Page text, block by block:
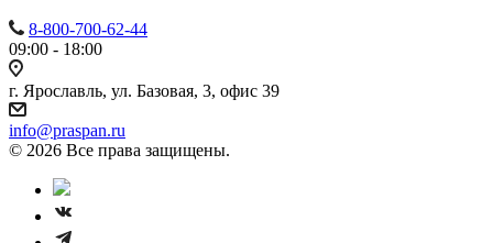
8-800-700-62-44
09:00 - 18:00
г. Ярославль, ул. Базовая, 3, офис 39
info@praspan.ru
© 2026 Все права защищены.